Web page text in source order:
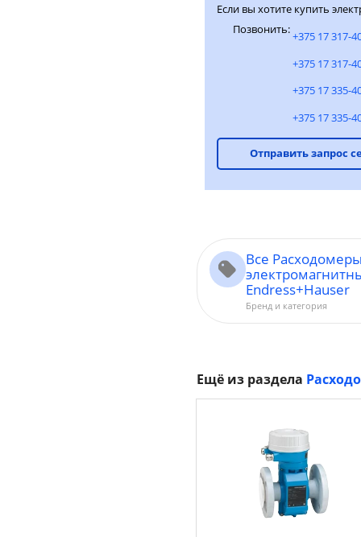
Если вы хотите купить
Позвонить:
+375 17 317-
+375 17 317-
+375 17 335-
+375 17 335-
Отправить запрос
Все
Endress+Hauser
Бренд и категория
Ещё из раздела